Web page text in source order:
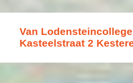
Van
Kasteelstraat 2